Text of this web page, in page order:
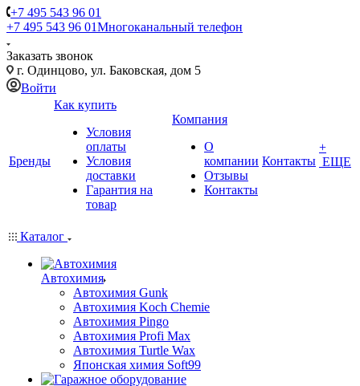
+7 495 543 96 01
+7 495 543 96 01Многоканальный телефон
Заказать звонок
г. Одинцово, ул. Баковская, дом 5
Войти
Бренды
Как купить
Условия
оплаты
Условия
доставки
Гарантия на
товар
Компания
О
компании
Отзывы
Контакты
Контакты
+
ЕЩЕ
Каталог
Автохимия
Автохимия Gunk
Автохимия Koch Chemie
Автохимия Pingo
Автохимия Profi Max
Автохимия Turtle Wax
Японская химия Soft99